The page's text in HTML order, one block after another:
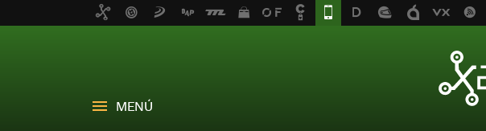
MENÚ